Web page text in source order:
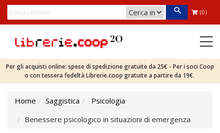
(0)
Per gli acquisti online: spese di spedizione gratuite da 25€ - Per i soci Coop
o con tessera fedeltà Librerie.coop gratuite a partire da 19€.
Home Saggistica
Psicologia
Benessere psicologico in situazioni di emergenza